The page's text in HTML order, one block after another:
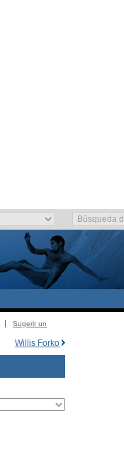
Sugerir un
Willis Forko